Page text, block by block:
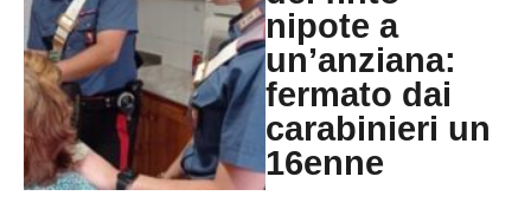
nipote a
un’anziana:
fermato dai
carabinieri un
16enne